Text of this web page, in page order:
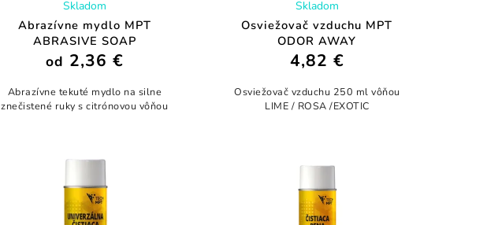
Abrazívne mydlo MPT
ABRASIVE SOAP
Skladom
od 2,36 €
Abrazívne tekuté mydlo na silne
znečistené ruky s citrónovou vôňou
Osviežovač vzduchu MPT
ODOR AWAY
Skladom
4,82 €
Osviežovač vzduchu 250 ml vôňou
LIME / ROSA /EXOTIC